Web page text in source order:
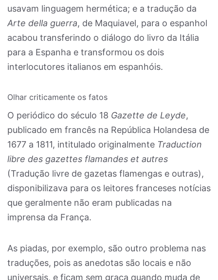
usavam linguagem hermética; e a tradução da
Arte della guerra, de Maquiavel, para o espanhol
acabou transferindo o diálogo do livro da Itália
para a Espanha e transformou os dois
interlocutores italianos em espanhóis.
Olhar criticamente os fatos
O periódico do século 18 Gazette de Leyde,
publicado em francês na República Holandesa de
1677 a 1811, intitulado originalmente Traduction
libre des gazettes flamandes et autres
(Tradução livre de gazetas flamengas e outras),
disponibilizava para os leitores franceses notícias
que geralmente não eram publicadas na
imprensa da França.
As piadas, por exemplo, são outro problema nas
traduções, pois as anedotas são locais e não
universais, e ficam sem graça quando muda de